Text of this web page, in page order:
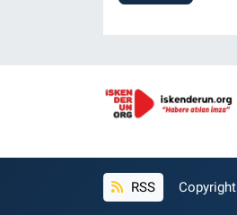
RSS